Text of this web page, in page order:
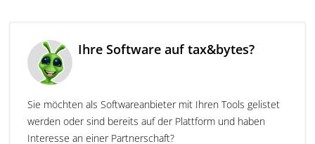
Ihre Software auf tax&bytes?
Sie möchten als Softwareanbieter mit Ihren Tools gelistet
werden oder sind bereits auf der Plattform und haben
Interesse an einer Partnerschaft?
hohen Servicegrad und geringe IT-Aufwände.
Keine komplizierte Technik – maximale
Benutzerfreundlichkeit
Dank unserer modernen Cloud-Infrastruktur